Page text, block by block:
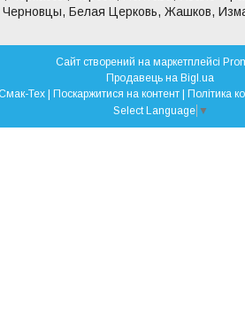
Белая Церковь, Жашков,
Сайт створений на маркетплейсі
Продавець на Bigl.ua
Смак-Тех | Поскаржитися на контент | Політика
Select Language ▼